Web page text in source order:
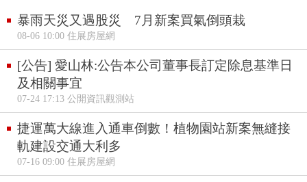
暴雨天災又遇股災 7月新案買氣倒頭栽
08-06 10:00 住展房屋網
[公告] 愛山林:公告本公司董事長訂定除息基準日
及相關事宜
07-24 17:13 公開資訊觀測站
捷運萬大線進入通車倒數！植物園站新案無縫接
軌建設交通大利多
07-16 09:00 住展房屋網